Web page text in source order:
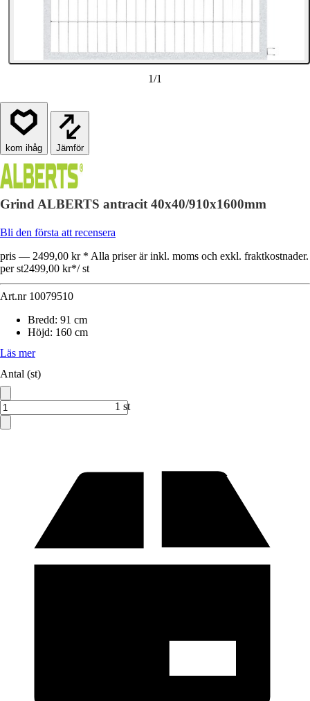
1/1
Jämför
Grind ALBERTS antracit 40x40/910x1600mm
Bli den första att recensera
pris — 2499,00 kr * Alla priser är inkl. moms och exkl. fraktkostnader.
per st2499,00 kr*/ st
Art.nr 10079510
Bredd: 91 cm
Höjd: 160 cm
Läs mer
Antal (st)
1 st